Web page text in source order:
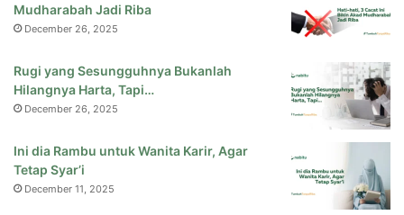
Mudharabah Jadi Riba
December 26, 2025
Rugi yang Sesungguhnya Bukanlah
Hilangnya Harta, Tapi…
December 26, 2025
Ini dia Rambu untuk Wanita Karir, Agar
Tetap Syar’i
December 11, 2025